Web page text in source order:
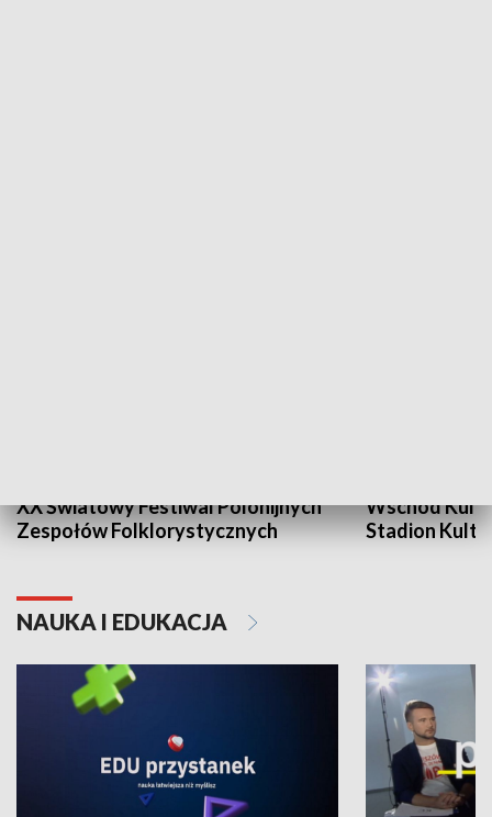
XX Światowy Festiwal Polonijnych
Zespołów Folklorystycznych
Wschód
Stadion
NAUKA I EDUKACJA